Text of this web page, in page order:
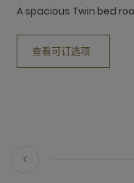
A spacious Twin bed
查看可订选项